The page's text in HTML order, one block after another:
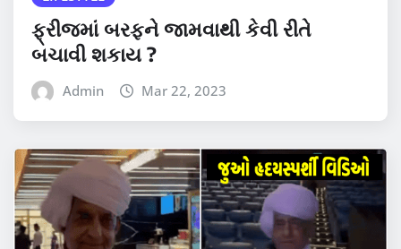
ફ્રીજમાં બરફને જામવાથી કેવી રીતે
બચાવી શકાય ?
Admin Mar 22, 2023